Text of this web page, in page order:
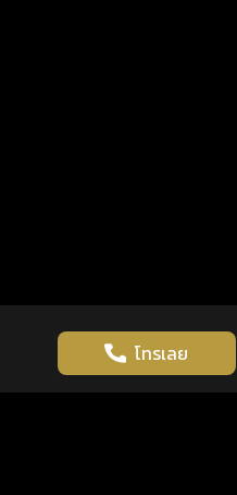
โทรเลย
เว็บไซต์นี้มีการใช้งานคุกกี้ เพื่อเพิ่มปร
ในการใช้งานเว็บไซต์ นโยบา
รู้ก่อน พร้อมกว่า ทุกจังหวะชีวิต